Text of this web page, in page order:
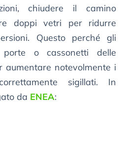
chiudere il camino
doppi vetri per ridurre
Questo perché gli
o cassonetti delle
aumentare notevolmente i
sigillati. In
da ENEA: